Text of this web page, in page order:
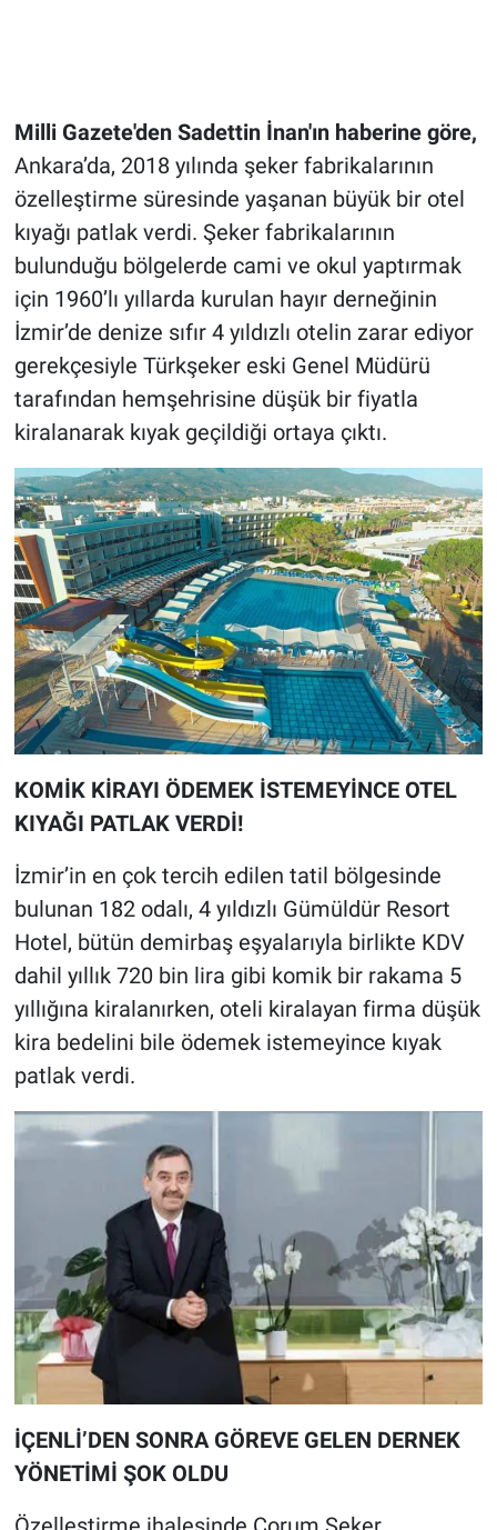
Milli Gazete'den Sadettin İnan'ın haberine göre,
Ankara’da, 2018 yılında şeker fabrikalarının
özelleştirme süresinde yaşanan büyük bir otel
kıyağı patlak verdi. Şeker fabrikalarının
bulunduğu bölgelerde cami ve okul yaptırmak
için 1960’lı yıllarda kurulan hayır derneğinin
İzmir’de denize sıfır 4 yıldızlı otelin zarar ediyor
gerekçesiyle Türkşeker eski Genel Müdürü
tarafından hemşehrisine düşük bir fiyatla
kiralanarak kıyak geçildiği ortaya çıktı.
KOMİK KİRAYI ÖDEMEK İSTEMEYİNCE OTEL
KIYAĞI PATLAK VERDİ!
İzmir’in en çok tercih edilen tatil bölgesinde
bulunan 182 odalı, 4 yıldızlı Gümüldür Resort
Hotel, bütün demirbaş eşyalarıyla birlikte KDV
dahil yıllık 720 bin lira gibi komik bir rakama 5
yıllığına kiralanırken, oteli kiralayan firma düşük
kira bedelini bile ödemek istemeyince kıyak
patlak verdi.
İÇENLİ’DEN SONRA GÖREVE GELEN DERNEK
YÖNETİMİ ŞOK OLDU